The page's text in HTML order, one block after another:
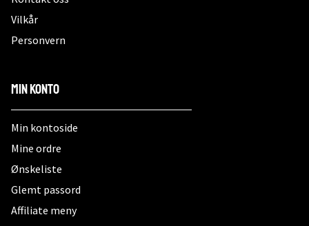
Vilkår
Personvern
Min konto
Min kontoside
Mine ordre
Ønskeliste
Glemt passord
Affiliate meny